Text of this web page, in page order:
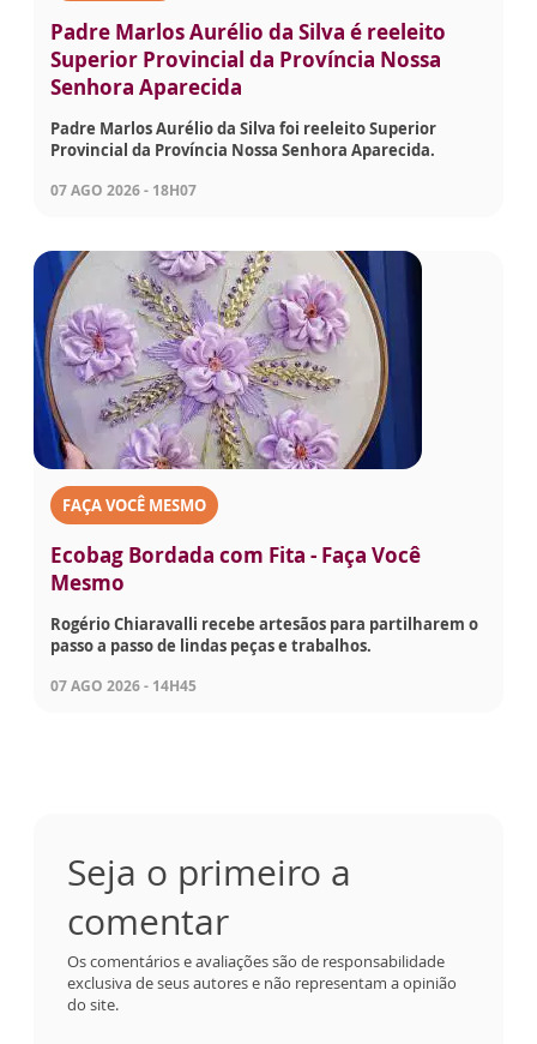
Padre Marlos Aurélio da Silva é reeleito
Superior Provincial da Província Nossa
Senhora Aparecida
Padre Marlos Aurélio da Silva foi reeleito Superior
Provincial da Província Nossa Senhora Aparecida.
07 AGO 2026 - 18H07
FAÇA VOCÊ MESMO
Ecobag Bordada com Fita - Faça Você
Mesmo
Rogério Chiaravalli recebe artesãos para partilharem o
passo a passo de lindas peças e trabalhos.
07 AGO 2026 - 14H45
Seja o primeiro a
comentar
Os comentários e avaliações são de responsabilidade
exclusiva de seus autores e não representam a opinião
do site.